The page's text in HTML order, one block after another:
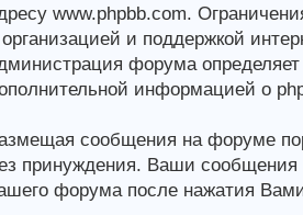
www.phpbb.com.
и поддержкой
форума
информацией о
сообщения на форуме
принуждения. Ваши сообщения
форума после нажатия